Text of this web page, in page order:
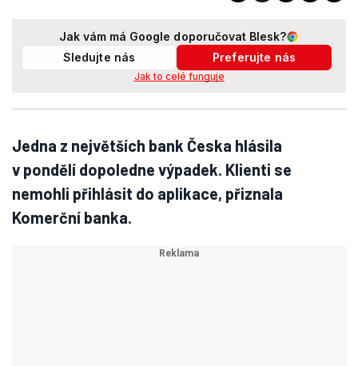
Jak vám má Google doporučovat Blesk?
Sledujte nás
Preferujte nás
Jak to celé funguje
Jedna z největších bank Česka hlásila
v pondělí dopoledne výpadek. Klienti se
nemohli přihlásit do aplikace, přiznala
Komerční banka.